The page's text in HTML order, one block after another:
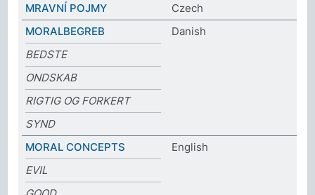
MRAVNÍ POJMY
Czech
MORALBEGREB
Danish
BEDSTE
ONDSKAB
RIGTIG OG FORKERT
SYND
MORAL CONCEPTS
English
EVIL